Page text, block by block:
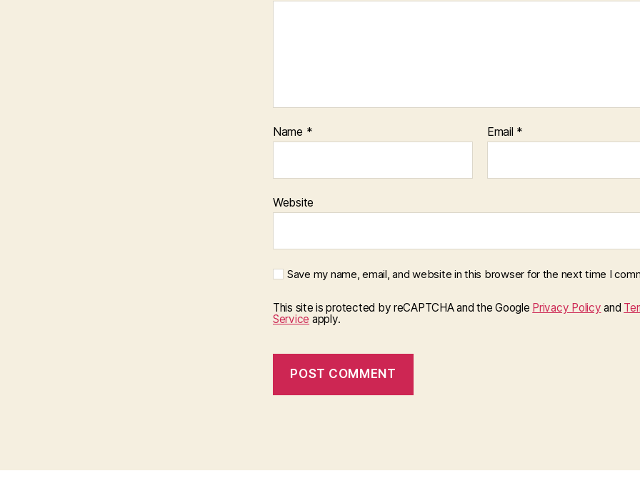
Name * Email *
Website
Save my name, email, and website in this browser for the next time I
This site is protected by reCAPTCHA and the Google Privacy Policy and
Service apply.